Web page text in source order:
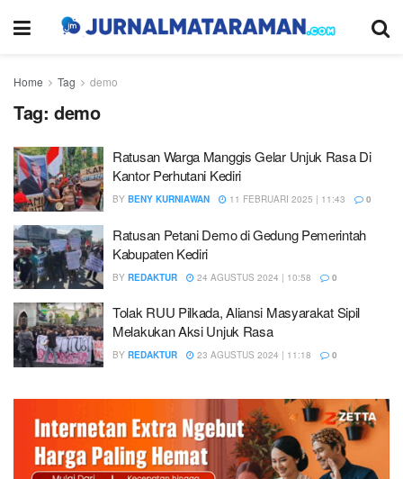
Home Tag demo
Tag: demo
Ratusan Warga Manggis Gelar Unjuk Rasa Di
Kantor Perhutani Kediri
BY BENY KURNIAWAN 11 FEBRUARI 2025 | 11:43 0
Ratusan Petani Demo di Gedung Pemerintah
Kabupaten Kediri
BY REDAKTUR 24 AGUSTUS 2024 | 10:58 0
Tolak RUU Pilkada, Aliansi Masyarakat Sipil
Melakukan Aksi Unjuk Rasa
BY REDAKTUR 23 AGUSTUS 2024 | 11:18 0